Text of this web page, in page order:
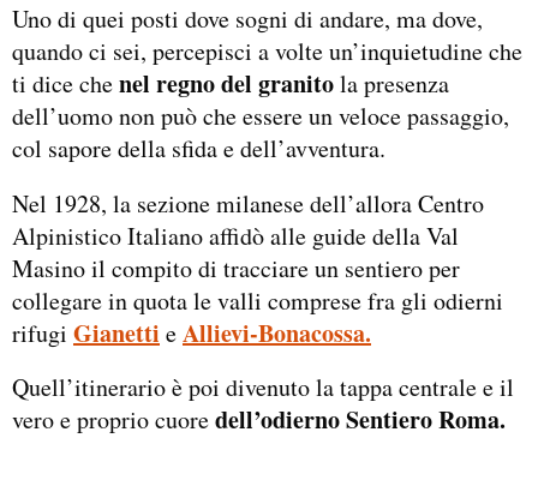
Uno di quei posti dove sogni di andare, ma dove,
quando ci sei, percepisci a volte un’inquietudine che
ti dice chenel regno del granitola presenza
dell’uomo non può che essere un veloce passaggio,
col sapore della sfida e dell’avventura.
Nel 1928, la sezione milanese dell’allora Centro
Alpinistico Italiano affidò alle guide della Val
Masino il compito di tracciare un sentiero per
collegare in quota le valli comprese fra gli odierni
rifugi Gianetti eAllievi-Bonacossa.
Quell’itinerario è poi divenuto la tappa centrale e il
vero e proprio cuoredell’odierno Sentiero Roma.